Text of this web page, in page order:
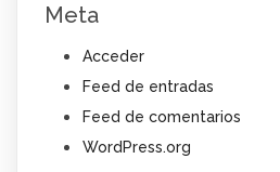
Meta
Acceder
Feed de entradas
Feed de comentarios
WordPress.org